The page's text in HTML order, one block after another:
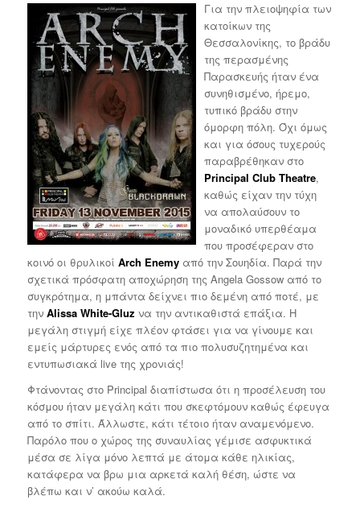
Για την πλειοψηφία των
κατοίκων της
Θεσσαλονίκης, το βράδυ
της περασμένης
Παρασκευής ήταν ένα
συνηθισμένο, ήρεμο,
τυπικό βράδυ στην
όμορφη πόλη. Όχι όμως
και για όσους τυχερούς
παραβρέθηκαν στο
Principal Club Theatre,
καθώς είχαν την τύχη
να απολαύσουν το
μοναδικό υπερθέαμα
που προσέφεραν στο
κοινό οι θρυλικοί Arch Enemyαπό την Σουηδία. Παρά την
σχετικά πρόσφατη αποχώρηση της Angela Gossow από το
συγκρότημα, η μπάντα δείχνει πιο δεμένη από ποτέ, με
την Alissa White-Gluz να την αντικαθιστά επάξια. Η
μεγάλη στιγμή είχε πλέον φτάσει για να γίνουμε και
εμείς μάρτυρες ενός από τα πιο πολυσυζητημένα και
εντυπωσιακά live της χρονιάς!
Φτάνοντας στο Principal διαπίστωσα ότι η προσέλευση του
κόσμου ήταν μεγάλη κάτι που σκεφτόμουν καθώς έφευγα
από το σπίτι. Άλλωστε, κάτι τέτοιο ήταν αναμενόμενο.
Παρόλο που ο χώρος της συναυλίας γέμισε ασφυκτικά
μέσα σε λίγα μόνο λεπτά με άτομα κάθε ηλικίας,
κατάφερα να βρω μια αρκετά καλή θέση, ώστε να
βλέπω και ν’ ακούω καλά.